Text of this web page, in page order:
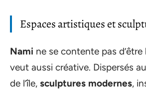
Espaces artistiques et
Nami ne se contente pas d’être
veut aussi créative. Dispersés
de l’île, sculptures modernes,